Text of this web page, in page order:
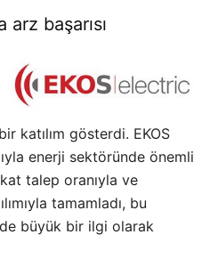
arz başarısı
katılım gösterdi. EKOS
enerji sektöründe önemli
talep oranıyla ve
tamamladı, bu
büyük bir ilgi olarak